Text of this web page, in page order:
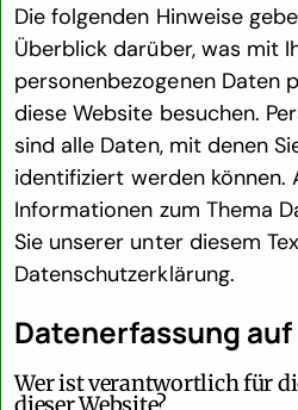
Die folgenden Hinweise
Überblick darüber, was mit
personenbezogenen Daten
diese Website besuchen.
sind alle Daten, mit denen
identifiziert werden können.
Informationen zum Thema
Sie unserer unter diesem
Datenschutzerklärung.
Datenerfassung
Wer ist verantwortlich für
dieser Website?